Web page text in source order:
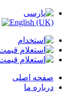
صفحه اصلی
درباره ما